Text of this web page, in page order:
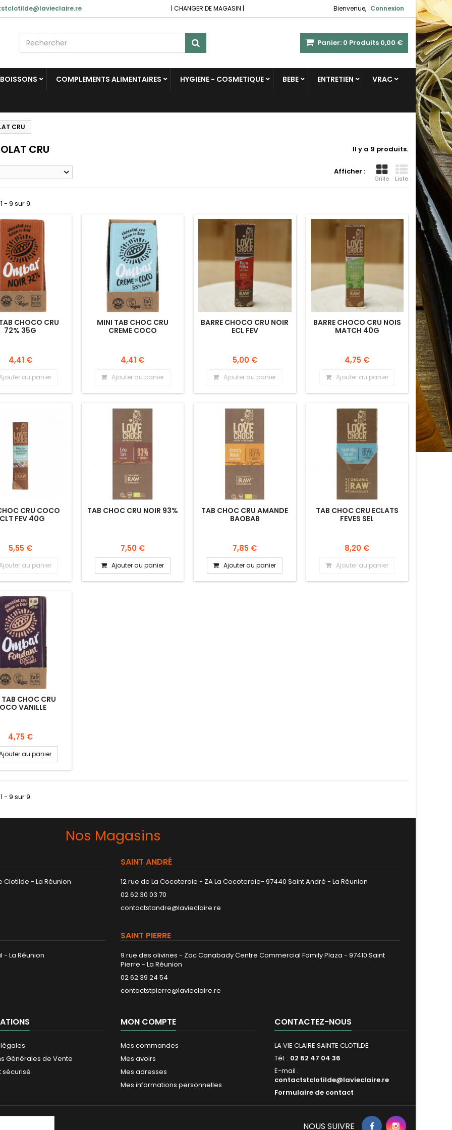
Bienvenue, Connexion
| CHANGER DE MAGASIN |
Panier: 0 Produits 0,00 €
BOISSONS COMPLEMENTS ALIMENTAIRES HYGIENE - COSMETIQUE BEBE ENTRETIEN VRAC
CRU
CRU Il y a 9 produits.
Afficher :
Grille Liste
- 9 sur 9.
CHOCO CRU
72% 35G
4,41 €
au panier
MINI TAB CHOC CRU
CREME COCO
4,41 €
Ajouter au panier
BARRE CHOCO CRU NOIR
ECL FEV
5,00 €
Ajouter au panier
BARRE CHOCO CRU NOIS
MATCH 40G
4,75 €
Ajouter au panier
CRU COCO
FEV 40G
5,55 €
au panier
TAB CHOC CRU NOIR 93%
7,50 €
Ajouter au panier
TAB CHOC CRU AMANDE
BAOBAB
7,85 €
Ajouter au panier
TAB CHOC CRU ECLATS
FEVES SEL
8,20 €
Ajouter au panier
CHOC CRU
VANILLE
4,75 €
au panier
- 9 sur 9.
Nos Magasins
Clotilde - La Réunion
SAINT ANDRÉ
12 rue de La Cocoteraie - ZA La Cocoteraie- 97440 Saint André - La Réunion
02 62 30 03 70
contactstandre@lavieclaire.re
- La Réunion
SAINT PIERRE
9 rue des olivines - Zac Canabady Centre Commercial Family Plaza - 97410 Saint
Pierre - La Réunion
02 62 39 24 54
contactstpierre@lavieclaire.re
Générales de Vente
sécurisé
MON COMPTE
Mes commandes
Mes avoirs
Mes adresses
Mes informations personnelles
CONTACTEZ-NOUS
LA VIE CLAIRE SAINTE CLOTILDE
Tél. : 02 62 47 04 36
E-mail :
contactstclotilde@lavieclaire.re
Formulaire de contact
NOUS SUIVRE